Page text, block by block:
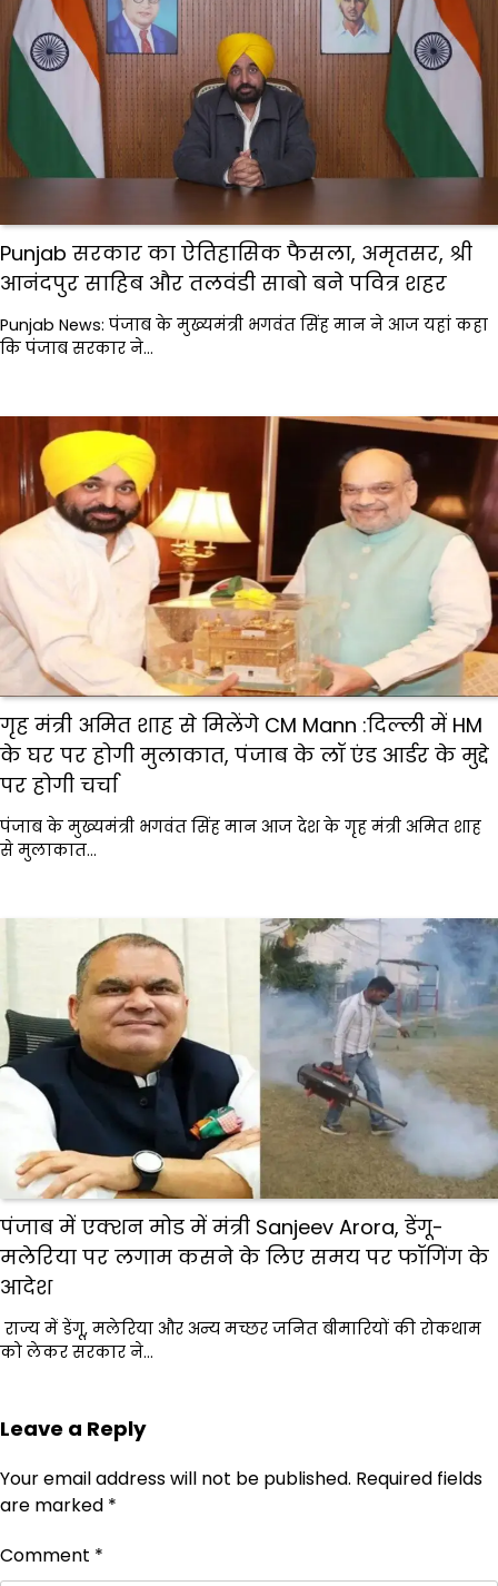
Punjab सरकार का ऐतिहासिक फैसला, अमृतसर, श्री
आनंदपुर साहिब और तलवंडी साबो बने पवित्र शहर
Punjab News: पंजाब के मुख्यमंत्री भगवंत सिंह मान ने आज यहां कहा
कि पंजाब सरकार ने…
गृह मंत्री अमित शाह से मिलेंगे CM Mann :दिल्ली में HM
के घर पर होगी मुलाकात, पंजाब के लॉ एंड आर्डर के मुद्दे
पर होगी चर्चा
पंजाब के मुख्यमंत्री भगवंत सिंह मान आज देश के गृह मंत्री अमित शाह
से मुलाकात…
पंजाब में एक्शन मोड में मंत्री Sanjeev Arora, डेंगू-
मलेरिया पर लगाम कसने के लिए समय पर फॉगिंग के
आदेश
राज्य में डेंगू, मलेरिया और अन्य मच्छर जनित बीमारियों की रोकथाम
को लेकर सरकार ने…
Leave a Reply
Your email address will not be published. Required fields
are marked *
Comment *